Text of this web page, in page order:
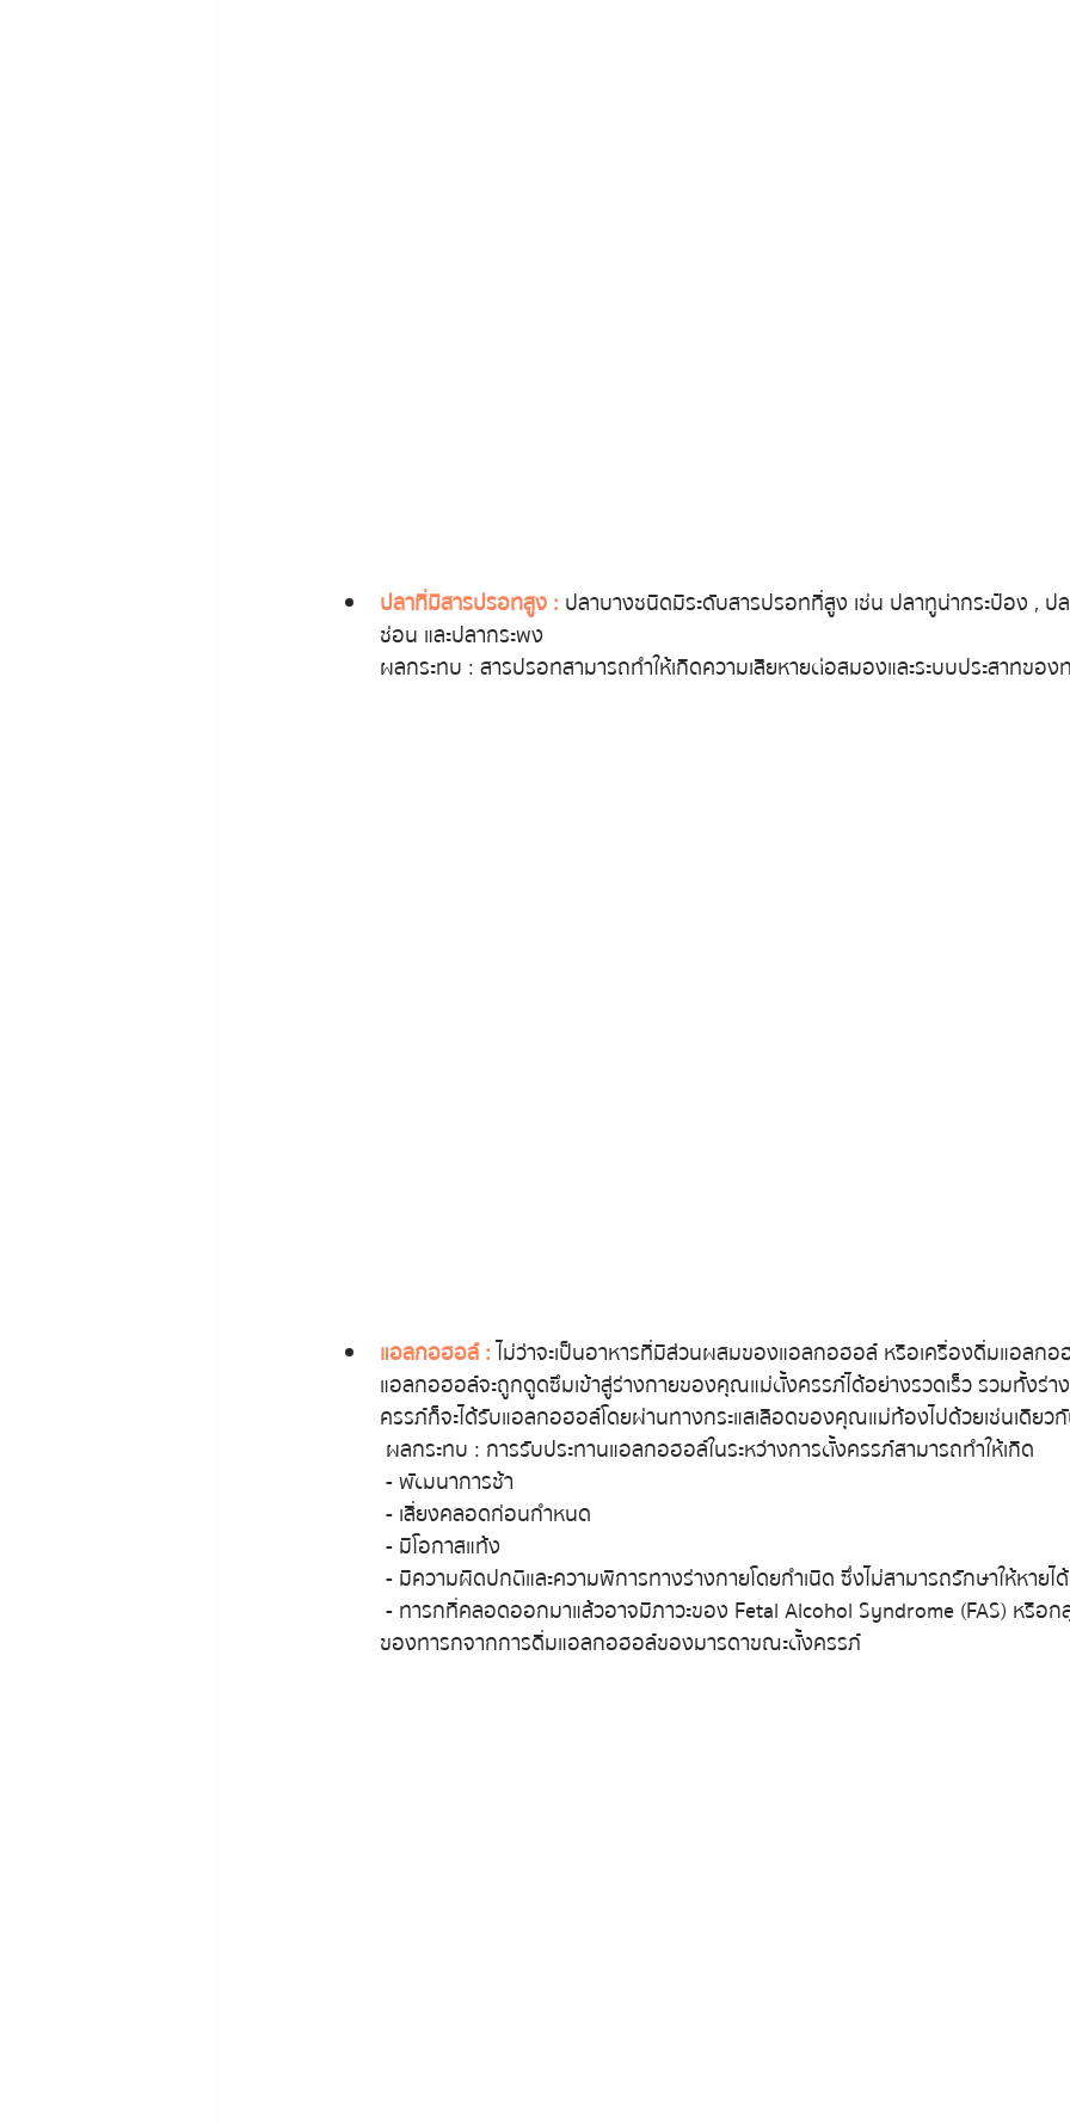
ปลาที่มีสารปรอทสูง : ปลาบางชนิดมีระดับสารปรอทที่สูง เช่น ปลาทูน่ากระป๋อง , ป
ช่อน และปลากระพง
ผลกระทบ : สารปรอทสามารถทำให้เกิดความเสียหายต่อสมองและระบบประสาทของ
แอลกอฮอล์ : ไม่ว่าจะเป็นอาหารที่มีส่วนผสมของแอลกอฮอล์ หรือเครื่องดื่มแอล
แอลกอฮอล์จะถูกดูดซึมเข้าสู่ร่างกายของคุณแม่ตั้งครรภ์ได้อย่างรวดเร็ว รวมทั้งร่า
ครรภ์ก็จะได้รับแอลกอฮอล์โดยผ่านทางกระแสเลือดของคุณแม่ท้องไปด้วยเช่นเดียว
ผลกระทบ : การรับประทานแอลกอฮอล์ในระหว่างการตั้งครรภ์สามารถทำให้เกิด
- พัฒนาการช้า
- เสี่ยงคลอดก่อนกำหนด
- มีโอกาสแท้ง
- มีความผิดปกติและความพิการทางร่างกายโดยกำเนิด ซึ่งไม่สามารถรักษาให้หายได้
ของทารกจากการดื่มแอลกอฮอล์ของมารดาขณะตั้งครรภ์